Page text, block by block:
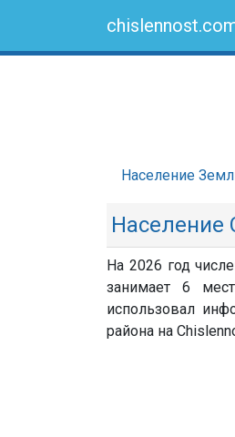
Население
Население
На 2026 год
занимает 6
использовал
района на